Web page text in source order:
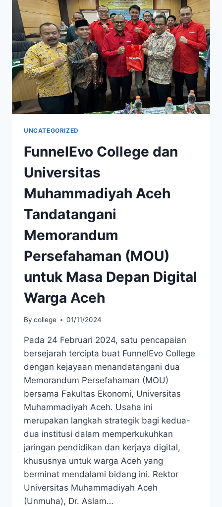
UNCATEGORIZED
FunnelEvo College dan
Universitas
Muhammadiyah Aceh
Tandatangani
Memorandum
Persefahaman (MOU)
untuk Masa Depan Digital
Warga Aceh
By college 01/11/2024
Pada 24 Februari 2024, satu pencapaian
bersejarah tercipta buat FunnelEvo College
dengan kejayaan menandatangani dua
Memorandum Persefahaman (MOU)
bersama Fakultas Ekonomi, Universitas
Muhammadiyah Aceh. Usaha ini
merupakan langkah strategik bagi kedua-
dua institusi dalam memperkukuhkan
jaringan pendidikan dan kerjaya digital,
khususnya untuk warga Aceh yang
berminat mendalami bidang ini. Rektor
Universitas Muhammadiyah Aceh
(Unmuha), Dr. Aslam…